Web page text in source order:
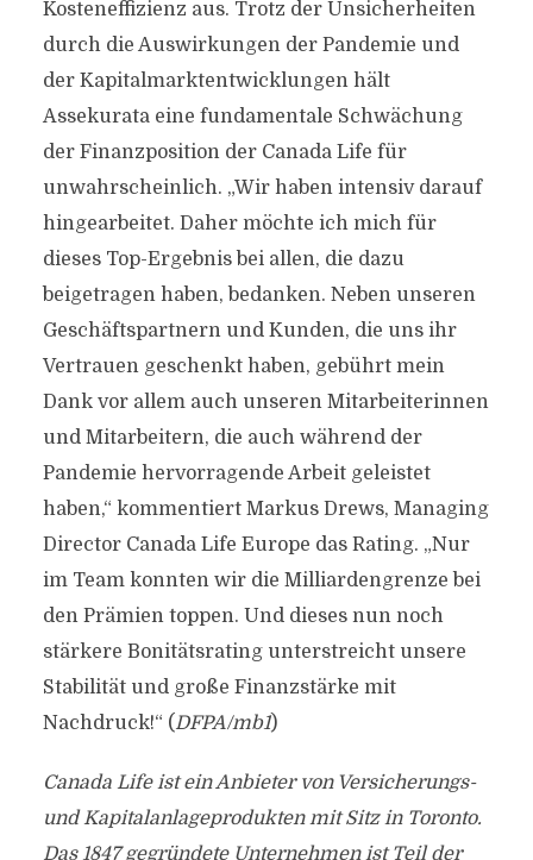
Kosteneffizienz aus. Trotz der Unsicherheiten
durch die Auswirkungen der Pandemie und
der Kapitalmarktentwicklungen hält
Assekurata eine fundamentale Schwächung
der Finanzposition der Canada Life für
unwahrscheinlich. „Wir haben intensiv darauf
hingearbeitet. Daher möchte ich mich für
dieses Top-Ergebnis bei allen, die dazu
beigetragen haben, bedanken. Neben unseren
Geschäftspartnern und Kunden, die uns ihr
Vertrauen geschenkt haben, gebührt mein
Dank vor allem auch unseren Mitarbeiterinnen
und Mitarbeitern, die auch während der
Pandemie hervorragende Arbeit geleistet
haben,“ kommentiert Markus Drews, Managing
Director Canada Life Europe das Rating. „Nur
im Team konnten wir die Milliardengrenze bei
den Prämien toppen. Und dieses nun noch
stärkere Bonitätsrating unterstreicht unsere
Stabilität und große Finanzstärke mit
Nachdruck!“ (DFPA/mb1)
Canada Life ist ein Anbieter von Versicherungs-
und Kapitalanlageprodukten mit Sitz in Toronto.
Das 1847 gegründete Unternehmen ist Teil der